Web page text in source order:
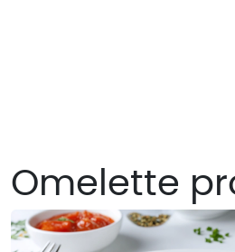
Omelette